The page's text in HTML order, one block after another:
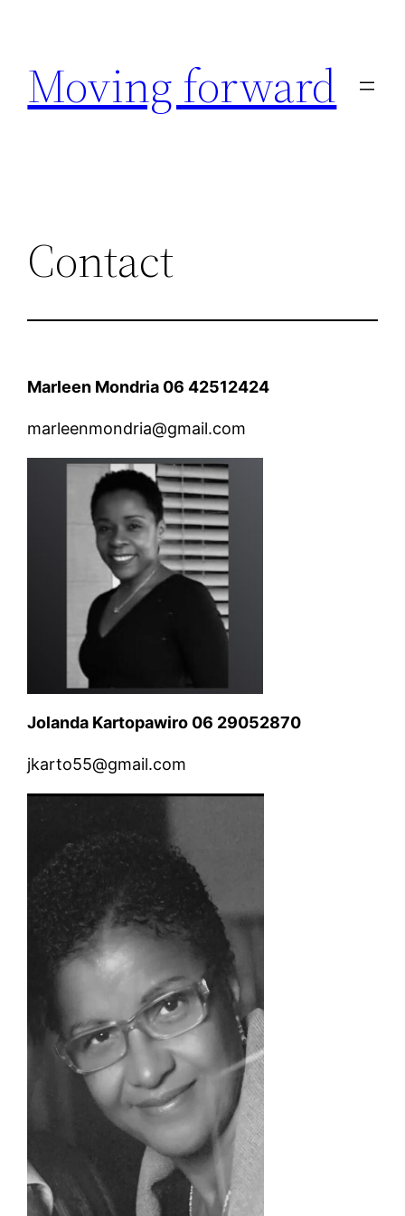
inhoud
Moving forward
Contact
Marleen Mondria 06 42512424
marleenmondria@gmail.com
Jolanda Kartopawiro 06 29052870
jkarto55@gmail.com